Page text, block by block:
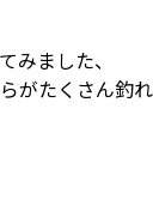
みました、
がたくさん釣れ